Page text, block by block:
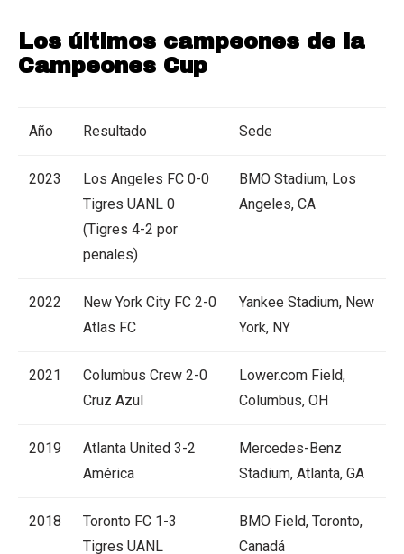
Los últimos campeones de la
Campeones Cup
Año Resultado Sede
2023
Los Angeles FC 0-0
Tigres UANL 0
(Tigres 4-2 por
penales)
BMO Stadium, Los
Angeles, CA
2022
New York City FC 2-0
Atlas FC
Yankee Stadium, New
York, NY
2021
Columbus Crew 2-0
Cruz Azul
Lower.com Field,
Columbus, OH
2019
Atlanta United 3-2
América
Mercedes-Benz
Stadium, Atlanta, GA
2018
Toronto FC 1-3
Tigres UANL
BMO Field, Toronto,
Canadá